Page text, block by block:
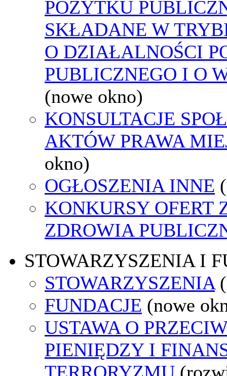
POŻYTKU
SKŁADANE W
O DZIAŁALNOŚCI
PUBLICZNEGO I O
(nowe okno)
KONSULTACJE
AKTÓW PRAWA
okno)
OGŁOSZENIA INNE
KONKURSY OFERT
ZDROWIA
STOWARZYSZENIA I
STOWARZYSZENIA
FUNDACJE (nowe
USTAWA O
PIENIĘDZY I